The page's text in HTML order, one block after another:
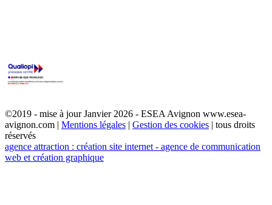
©2019 - mise à jour Janvier 2026 - ESEA Avignon www.esea-
avignon.com | Mentions légales | Gestion des cookies | tous droits
réservés
agence attraction : création site internet - agence de communication
web et création graphique